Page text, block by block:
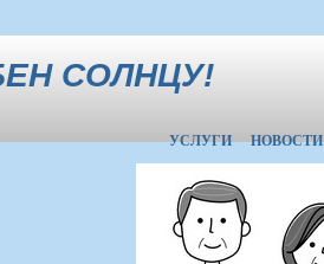
СОЛНЦУ!
УСЛУГИ НОВОСТИ